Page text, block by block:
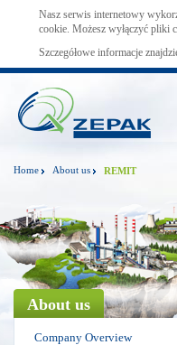
Nasz serwis internetowy
cookie. Możesz wyłączyć pliki
Szczegółowe informacje
Home About us REMIT
About us
Company Overview